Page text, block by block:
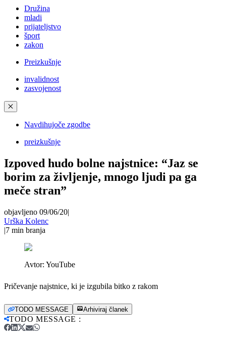
Družina
mladi
prijateljstvo
šport
zakon
Preizkušnje
invalidnost
zasvojenost
✕
Navdihujoče zgodbe
preizkušnje
Izpoved hudo bolne najstnice: “Jaz se
borim za življenje, mnogo ljudi pa ga
meče stran”
objavljeno 09/06/20|
Urška Kolenc
|7 min branja
Avtor: YouTube
Pričevanje najstnice, ki je izgubila bitko z rakom
TODO MESSAGE Arhiviraj članek
TODO MESSAGE :